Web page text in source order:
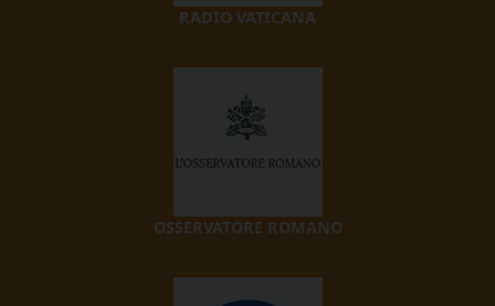
RADIO VATICANA
OSSERVATORE ROMANO